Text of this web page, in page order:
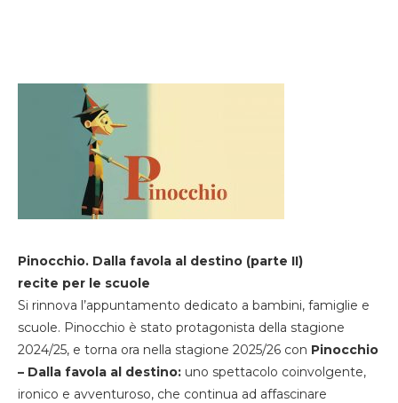
Pinocchio. Dalla favola al destino (parte II)
recite per le scuole
Si rinnova l’appuntamento dedicato a bambini, famiglie e
scuole. Pinocchio è stato protagonista della stagione
2024/25, e torna ora nella stagione 2025/26 con Pinocchio
– Dalla favola al destino: uno spettacolo coinvolgente,
ironico e avventuroso, che continua ad affascinare